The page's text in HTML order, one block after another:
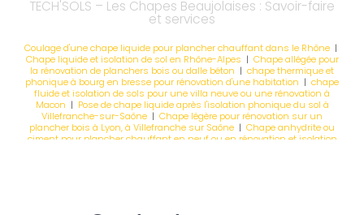
TECH'SOLS – Les Chapes Beaujolaises : Savoir-faire
et services
Coulage d'une chape liquide pour plancher chauffant dans le Rhône |
Chape liquide et isolation de sol en Rhône-Alpes | Chape allégée pour
la rénovation de planchers bois ou dalle béton | chape thermique et
phonique à bourg en bresse pour rénovation d'une habitation | chape
fluide et isolation de sols pour une villa neuve ou une rénovation à
Macon | Pose de chape liquide après l'isolation phonique du sol à
Villefranche-sur-Saône | Chape légère pour rénovation sur un
plancher bois à Lyon, à Villefranche sur Saône | Chape anhydrite ou
ciment pour plancher chauffant en neuf ou en rénovation et isolation